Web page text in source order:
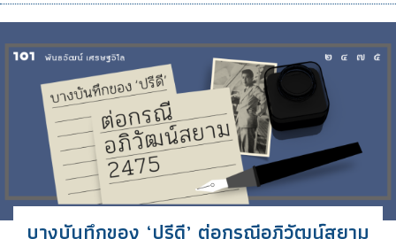
บางบันทึกของ ‘ปรีดี’ ต่อกรณีอภิวัฒน์สยาม